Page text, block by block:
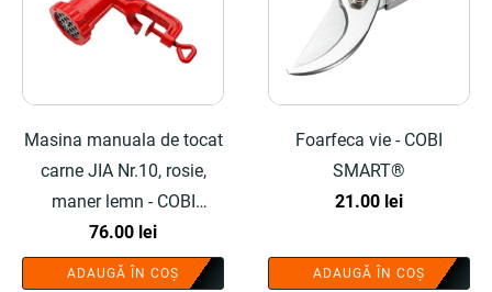
Masina manuala de tocat
carne JIA Nr.10, rosie,
maner lemn - COBI
SMART®
76.00 lei
ADAUGĂ ÎN COȘ
Foarfeca vie - COBI
SMART®
21.00 lei
ADAUGĂ ÎN COȘ